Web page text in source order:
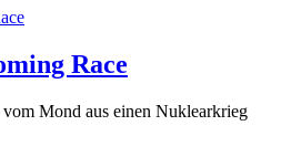
Race
vom Mond aus einen Nuklearkrieg